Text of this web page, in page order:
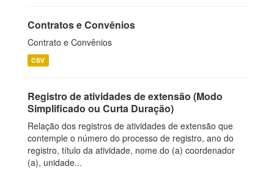
Contratos e Convênios
Contrato e Convênios
CSV
Registro de atividades de extensão (Modo
Simplificado ou Curta Duração)
Relação dos registros de atividades de extensão que
contemple o número do processo de registro, ano do
registro, título da atividade, nome do (a) coordenador
(a), unidade...